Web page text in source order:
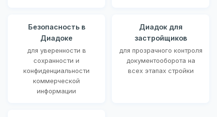
Безопасность в
Диадоке
для уверенности в
сохранности и
конфиденциальности
коммерческой
информации
Диадок для
застройщиков
для прозрачного контроля
документооборота на
всех этапах стройки